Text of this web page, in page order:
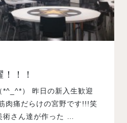
！！
*^_^*） 昨日の新入生歓迎
肉痛だらけの宮野です!!!笑
術さん達が作った …